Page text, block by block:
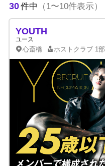
30件中 （1〜10件表示）
YOUTH
ユース
心斎橋 ホストクラブ 1部